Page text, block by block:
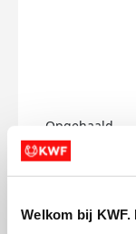
Welkom bij
Opgehaald
€0